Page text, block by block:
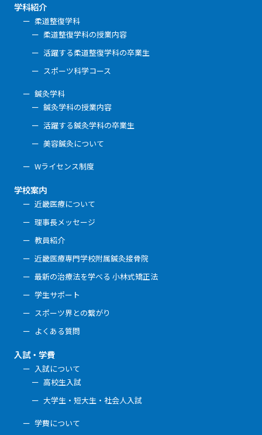
学科紹介
柔道整復学科
柔道整復学科の授業内容
活躍する柔道整復学科の卒業生
スポーツ科学コース
鍼灸学科
鍼灸学科の授業内容
活躍する鍼灸学科の卒業生
美容鍼灸について
Wライセンス制度
学校案内
近畿医療について
理事長メッセージ
教員紹介
近畿医療専門学校附属鍼灸接骨院
最新の治療法を学べる 小林式矯正法
学生サポート
スポーツ界との繋がり
よくある質問
入試・学費
入試について
高校生入試
大学生・短大生・社会人入試
学費について